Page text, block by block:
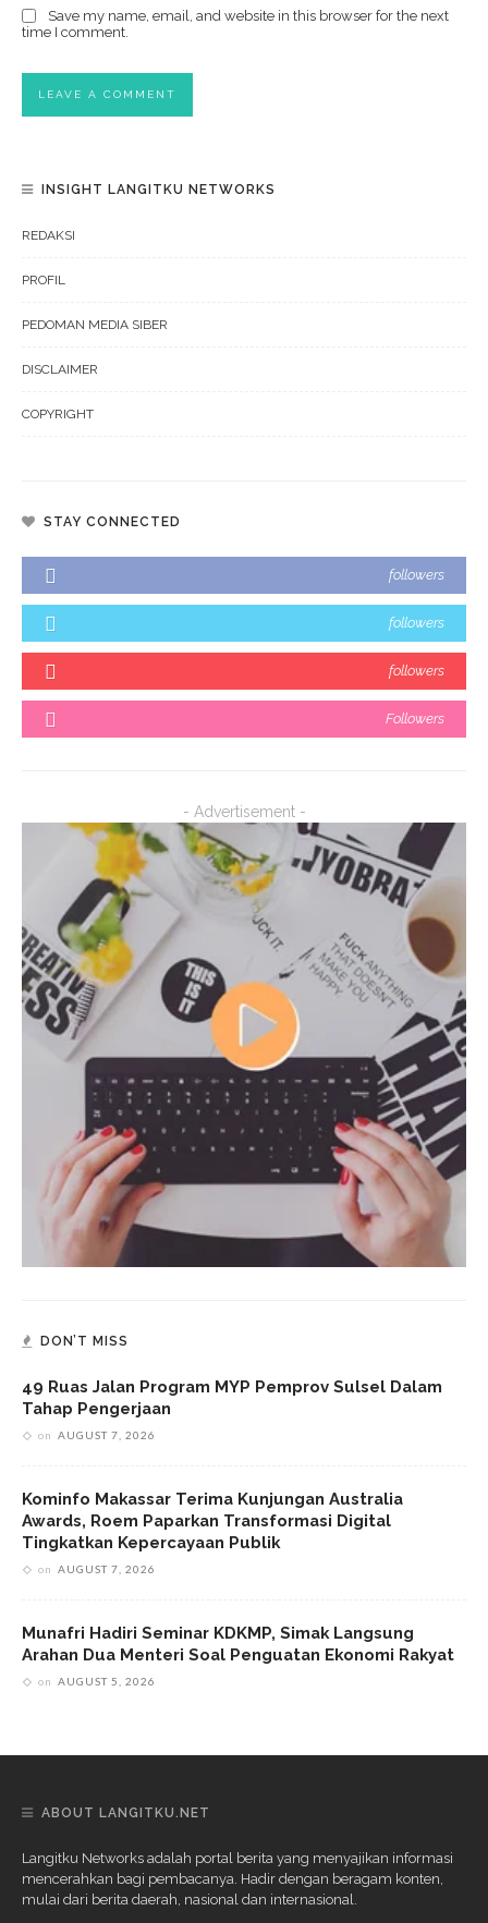
Save my name, email, and website in this browser for the next
time I comment.
INSIGHT LANGITKU NETWORKS
REDAKSI
PROFIL
PEDOMAN MEDIA SIBER
DISCLAIMER
COPYRIGHT
STAY CONNECTED
followers
followers
followers
Followers
- Advertisement -
DON’T MISS
49 Ruas Jalan Program MYP Pemprov Sulsel Dalam
Tahap Pengerjaan
on AUGUST 7, 2026
Kominfo Makassar Terima Kunjungan Australia
Awards, Roem Paparkan Transformasi Digital
Tingkatkan Kepercayaan Publik
on AUGUST 7, 2026
Munafri Hadiri Seminar KDKMP, Simak Langsung
Arahan Dua Menteri Soal Penguatan Ekonomi Rakyat
on AUGUST 5, 2026
ABOUT LANGITKU.NET
Langitku Networks adalah portal berita yang menyajikan informasi
mencerahkan bagi pembacanya. Hadir dengan beragam konten,
mulai dari berita daerah, nasional dan internasional.